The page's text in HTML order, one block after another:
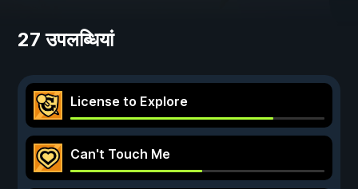
27 उपलब्धियां
License to Explore
Can't Touch Me